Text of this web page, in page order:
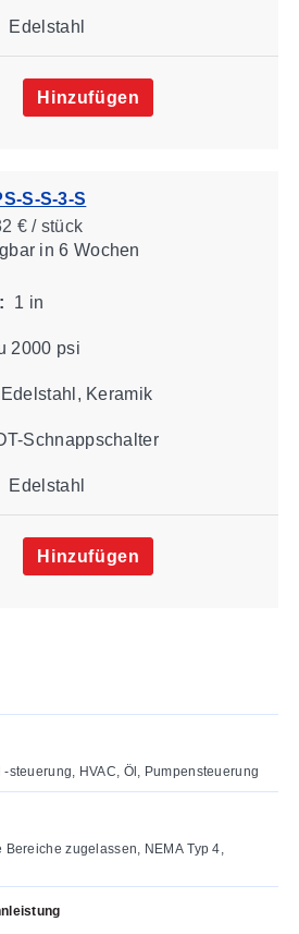
Edelstahl
Hinzufügen
S-S-3-S
€ / stück
in 6 Wochen
1 in
2000 psi
Edelstahl, Keramik
Schnappschalter
Edelstahl
Hinzufügen
steuerung, HVAC, Öl, Pumpensteuerung
zugelassen, NEMA Typ 4,